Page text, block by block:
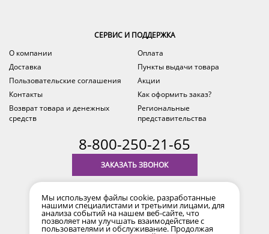
СЕРВИС И ПОДДЕРЖКА
О компании
Оплата
Доставка
Пункты выдачи товара
Пользовательские соглашения
Акции
Контакты
Как оформить заказ?
Возврат товара и денежных
средств
Региональные
представительства
8-800-250-21-65
ЗАКАЗАТЬ ЗВОНОК
время по Уфе (MSK+2)
Мы используем файлы cookie, разработанные
нашими специалистами и третьими лицами, для
анализа событий на нашем веб-сайте, что
позволяет нам улучшать взаимодействие с
пользователями и обслуживание. Продолжая